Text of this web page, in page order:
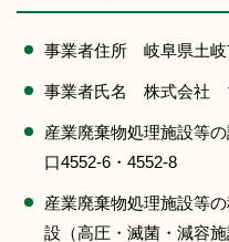
事業者住所 岐阜県土岐
事業者氏名 株式会社
産業廃棄物処理施設等
口4552-6・4552-8
産業廃棄物処理施設等
設（高圧・滅菌・減容施